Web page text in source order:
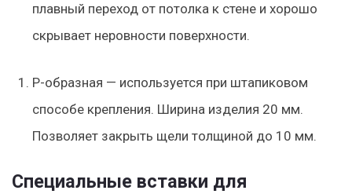
плавный переход от потолка к стене и хорошо
скрывает неровности поверхности.
Р-образная — используется при штапиковом
способе крепления. Ширина изделия 20 мм.
Позволяет закрыть щели толщиной до 10 мм.
Специальные вставки для